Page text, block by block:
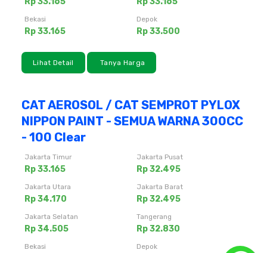
Bekasi
Rp 33.165
Depok
Rp 33.500
Lihat Detail Tanya Harga
CAT AEROSOL / CAT SEMPROT PYLOX
NIPPON PAINT - SEMUA WARNA 300CC
- 100 Clear
Jakarta Timur
Rp 33.165
Jakarta Pusat
Rp 32.495
Jakarta Utara
Rp 34.170
Jakarta Barat
Rp 32.495
Jakarta Selatan
Rp 34.505
Tangerang
Rp 32.830
Bekasi Depok